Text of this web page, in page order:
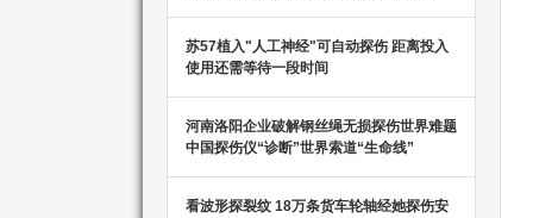
苏57植入"人工神经"可自动探伤 距离投入
使用还需等待一段时间
河南洛阳企业破解钢丝绳无损探伤世界难题
中国探伤仪“诊断”世界索道“生命线”
看波形探裂纹 18万条货车轮轴经她探伤安